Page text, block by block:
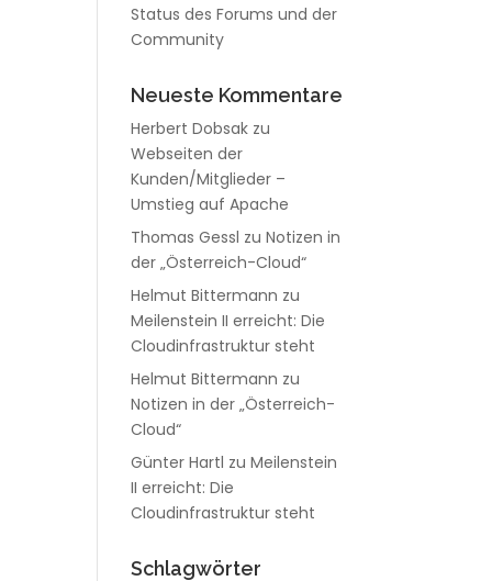
Status des Forums und der
Community
Neueste Kommentare
Herbert Dobsak zu
Webseiten der
Kunden/Mitglieder –
Umstieg auf Apache
Thomas Gessl zuNotizen in
der „Österreich-Cloud“
Helmut Bittermann zu
Meilenstein II erreicht: Die
Cloudinfrastruktur steht
Helmut Bittermann zu
Notizen in der „Österreich-
Cloud“
Günter Hartl zuMeilenstein
II erreicht: Die
Cloudinfrastruktur steht
Schlagwörter